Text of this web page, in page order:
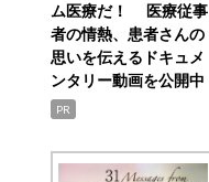
ム医療だ！ 医療従事
者の情熱、患者さんの
思いを伝えるドキュメ
ンタリー動画を公開中
PR